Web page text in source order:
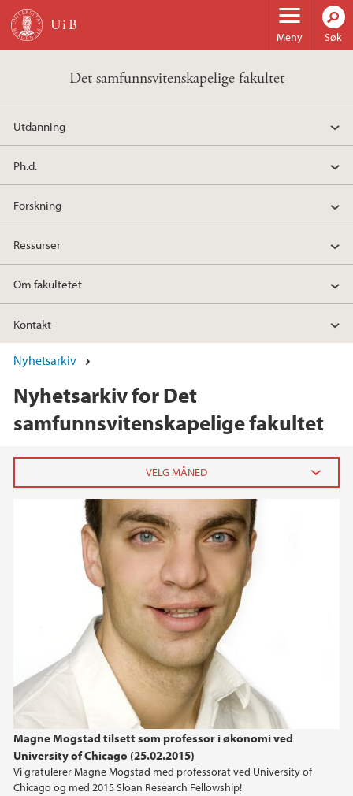
Hopp til hovedinnhold
Meny Søk
Det samfunnsvitenskapelige fakultet
Utdanning
Ph.d.
Forskning
Ressurser
Om fakultetet
Kontakt
Nyhetsarkiv
Nyhetsarkiv for Det
samfunnsvitenskapelige fakultet
Magne Mogstad tilsett som professor i økonomi ved
University of Chicago (25.02.2015)
Vi gratulerer Magne Mogstad med professorat ved University of
Chicago og med 2015 Sloan Research Fellowship!
2026
juni (4)
mai (4)
april (5)
mars (4)
februar (3)
januar (6)
2025
2024
2023